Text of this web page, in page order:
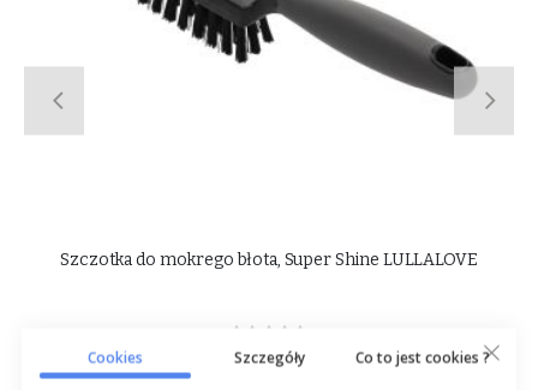
Skarpety do butów Cavallo
0%
135,00 zł
Cookies Szczegóły Co to jest cookies ?